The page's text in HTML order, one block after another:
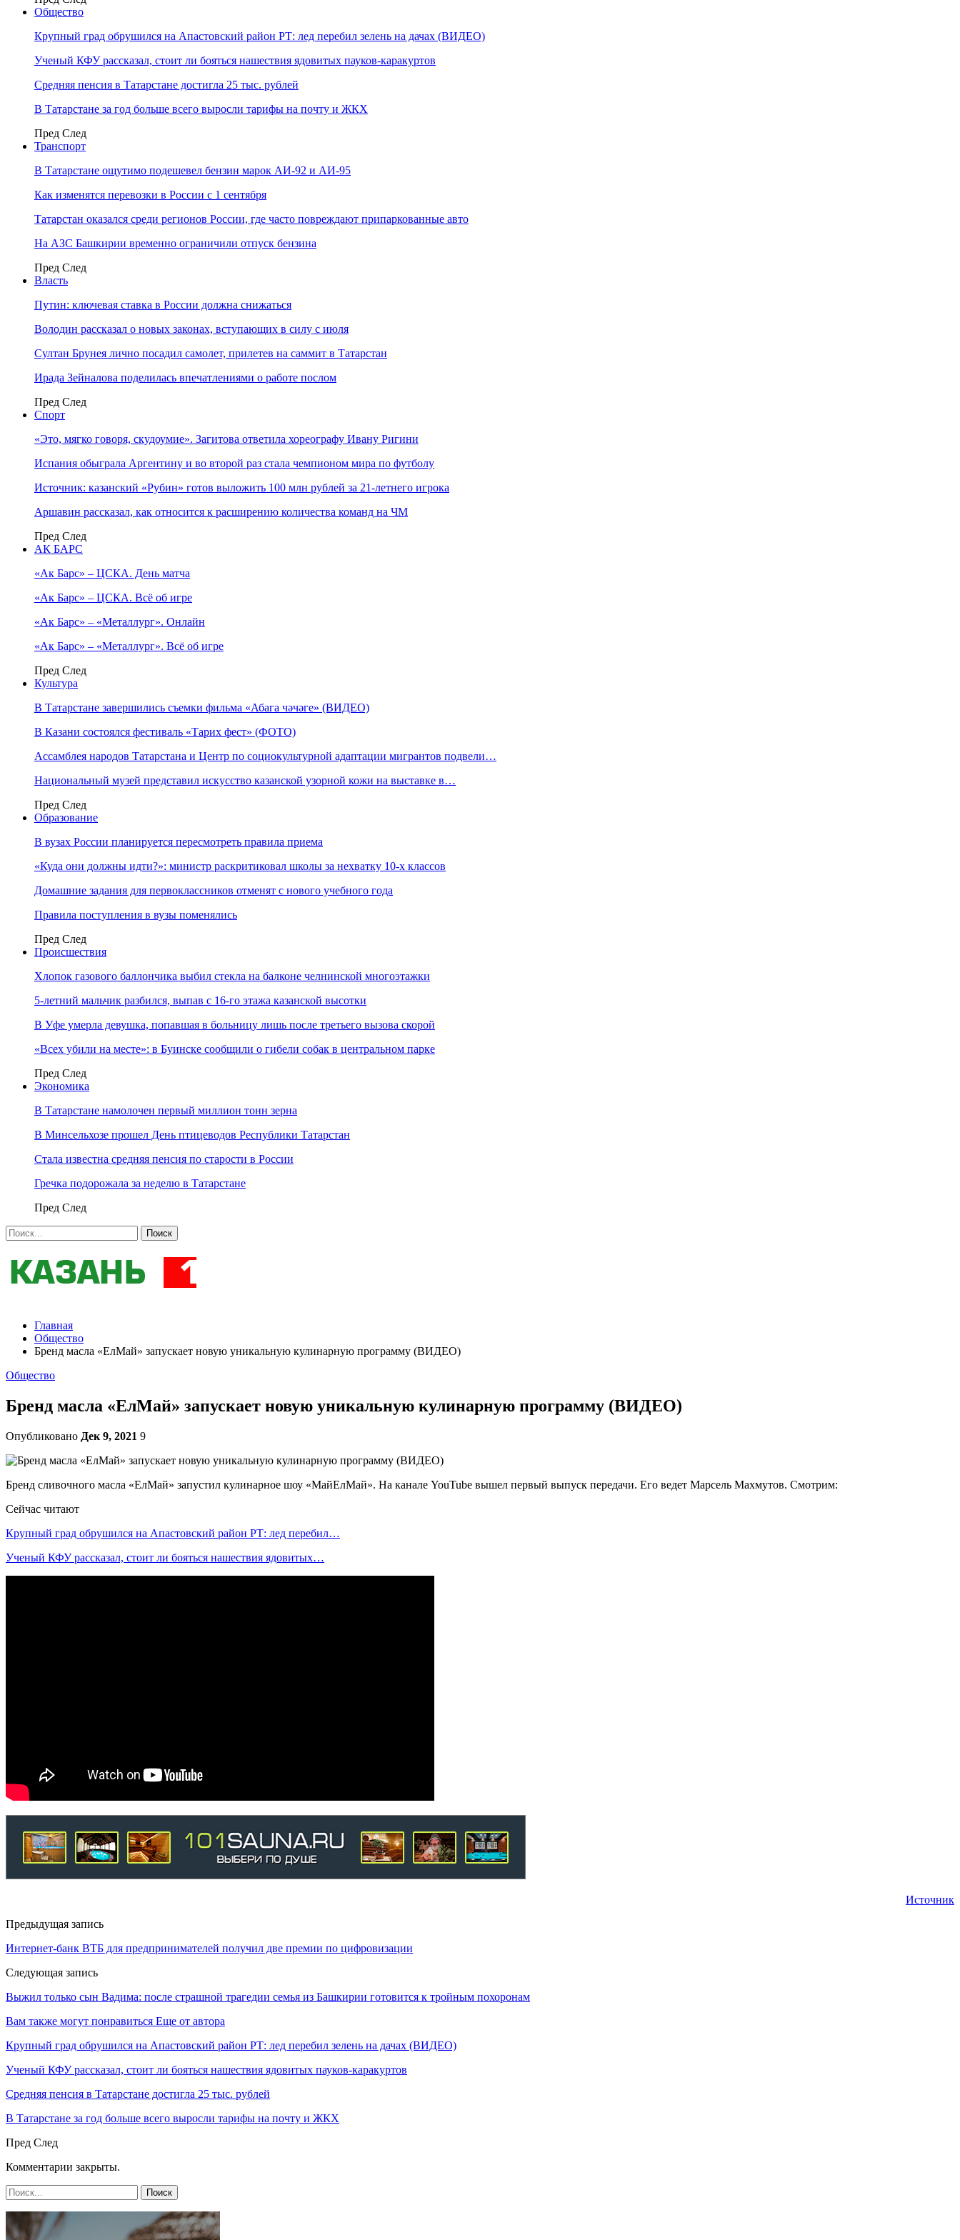
Общество
Крупный град обрушился на Апастовский район РТ: лед перебил зелень на дачах (ВИДЕО)
Ученый КФУ рассказал, стоит ли бояться нашествия ядовитых пауков-каракуртов
Средняя пенсия в Татарстане достигла 25 тыс. рублей
В Татарстане за год больше всего выросли тарифы на почту и ЖКХ
Пред След
Транспорт
В Татарстане ощутимо подешевел бензин марок АИ-92 и АИ-95
Как изменятся перевозки в России с 1 сентября
Татарстан оказался среди регионов России, где часто повреждают припаркованные авто
На АЗС Башкирии временно ограничили отпуск бензина
Пред След
Власть
Путин: ключевая ставка в России должна снижаться
Володин рассказал о новых законах, вступающих в силу с июля
Султан Брунея лично посадил самолет, прилетев на саммит в Татарстан
Ирада Зейналова поделилась впечатлениями о работе послом
Пред След
Спорт
«Это, мягко говоря, скудоумие». Загитова ответила хореографу Ивану Ригини
Испания обыграла Аргентину и во второй раз стала чемпионом мира по футболу
Источник: казанский «Рубин» готов выложить 100 млн рублей за 21-летнего игрока
Аршавин рассказал, как относится к расширению количества команд на ЧМ
Пред След
АК БАРС
«Ак Барс» – ЦСКА. День матча
«Ак Барс» – ЦСКА. Всё об игре
«Ак Барс» – «Металлург». Онлайн
«Ак Барс» – «Металлург». Всё об игре
Пред След
Культура
В Татарстане завершились съемки фильма «Абага чәчәге» (ВИДЕО)
В Казани состоялся фестиваль «Тарих фест» (ФОТО)
Ассамблея народов Татарстана и Центр по социокультурной адаптации мигрантов подвели…
Национальный музей представил искусство казанской узорной кожи на выставке в…
Пред След
Образование
В вузах России планируется пересмотреть правила приема
«Куда они должны идти?»: министр раскритиковал школы за нехватку 10-х классов
Домашние задания для первоклассников отменят с нового учебного года
Правила поступления в вузы поменялись
Пред След
Происшествия
Хлопок газового баллончика выбил стекла на балконе челнинской многоэтажки
5-летний мальчик разбился, выпав с 16-го этажа казанской высотки
В Уфе умерла девушка, попавшая в больницу лишь после третьего вызова скорой
«Всех убили на месте»: в Буинске сообщили о гибели собак в центральном парке
Пред След
Экономика
В Татарстане намолочен первый миллион тонн зерна
В Минсельхозе прошел День птицеводов Республики Татарстан
Стала известна средняя пенсия по старости в России
Гречка подорожала за неделю в Татарстане
Пред След
Главная
Общество
Бренд масла «ЕлМай» запускает новую уникальную кулинарную программу (ВИДЕО)
Общество
Бренд масла «ЕлМай» запускает новую уникальную кулинарную программу (ВИДЕО)
Опубликовано Дек 9, 2021 9
Бренд сливочного масла «ЕлМай» запустил кулинарное шоу «МайЕлМай». На канале YouTube вышел первый выпуск передачи. Его ведет Марсель Махмутов. Смотрим:
Сейчас читают
Крупный град обрушился на Апастовский район РТ: лед перебил…
Ученый КФУ рассказал, стоит ли бояться нашествия ядовитых…
Источник
Предыдущая запись
Интернет-банк ВТБ для предпринимателей получил две премии по цифровизации
Следующая запись
Выжил только сын Вадима: после страшной трагедии семья из Башкирии готовится к тройным похоронам
Вам также могут понравиться Еще от автора
Крупный град обрушился на Апастовский район РТ: лед перебил зелень на дачах (ВИДЕО)
Ученый КФУ рассказал, стоит ли бояться нашествия ядовитых пауков-каракуртов
Средняя пенсия в Татарстане достигла 25 тыс. рублей
В Татарстане за год больше всего выросли тарифы на почту и ЖКХ
Пред След
Комментарии закрыты.